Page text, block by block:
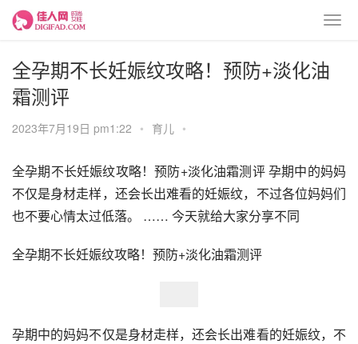
全孕期不长妊娠纹攻略！预防+淡化油
霜测评
2023年7月19日 pm1:22 • 育儿 •
全孕期不长妊娠纹攻略！预防+淡化油霜测评 孕期中的妈妈
不仅是身材走样，还会长出难看的妊娠纹，不过各位妈妈们
也不要心情太过低落。 …… 今天就给大家分享不同
全孕期不长妊娠纹攻略！预防+淡化油霜测评
孕期中的妈妈不仅是身材走样，还会长出难看的妊娠纹，不